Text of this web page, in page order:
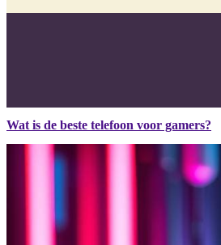
Wat is de beste telefoon voor gamers?